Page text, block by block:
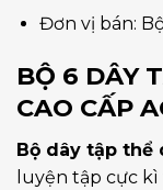
Đơn vị bán:
BỘ 6 DÂY
CAO CẤP
Bộ dây tập thể
luyện tập cực